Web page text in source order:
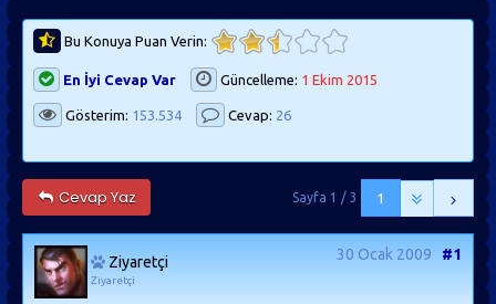
Bu Konuya Puan Verin:
En İyi Cevap Var Güncelleme: 1 Ekim 2015
Gösterim: 153.534 Cevap: 26
Cevap Yaz 1
Sayfa 1 / 3
Ziyaretçi
Ziyaretçi
30 Ocak 2009 #1